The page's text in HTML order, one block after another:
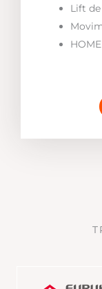
Lift de